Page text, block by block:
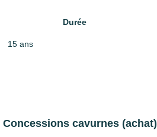
Durée
15 ans
Concessions cavurnes (achat)